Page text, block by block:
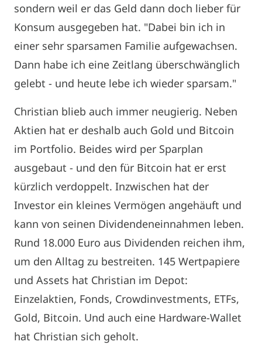
sondern weil er das Geld dann doch lieber für
Konsum ausgegeben hat. "Dabei bin ich in
einer sehr sparsamen Familie aufgewachsen.
Dann habe ich eine Zeitlang überschwänglich
gelebt - und heute lebe ich wieder sparsam."
Christian blieb auch immer neugierig. Neben
Aktien hat er deshalb auch Gold und Bitcoin
im Portfolio. Beides wird per Sparplan
ausgebaut - und den für Bitcoin hat er erst
kürzlich verdoppelt. Inzwischen hat der
Investor ein kleines Vermögen angehäuft und
kann von seinen Dividendeneinnahmen leben.
Rund 18.000 Euro aus Dividenden reichen ihm,
um den Alltag zu bestreiten. 145 Wertpapiere
und Assets hat Christian im Depot:
Einzelaktien, Fonds, Crowdinvestments, ETFs,
Gold, Bitcoin. Und auch eine Hardware-Wallet
hat Christian sich geholt.